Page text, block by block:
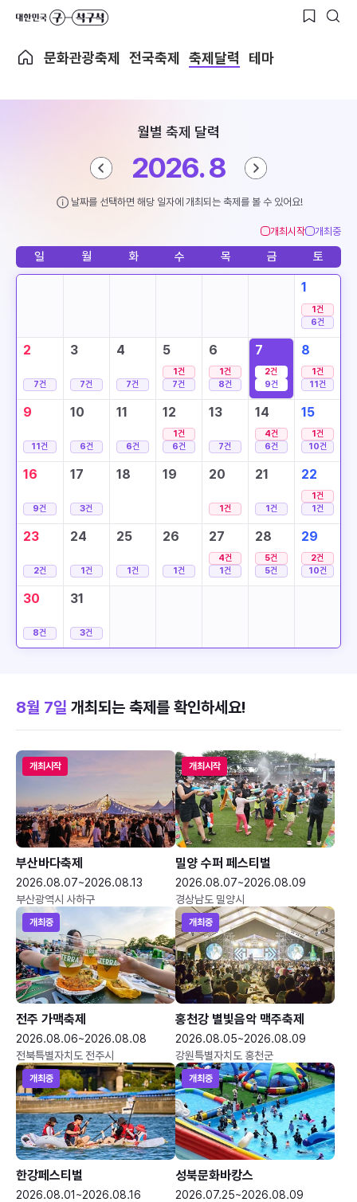
문화관광축제 전국축제 축제달력 테마
월별 축제 달력
2026. 8
날짜를 선택하면 해당 일자에 개최되는 축제를 볼 수 있어요!
개최시작 개최중
일 월 화 수 목 금 토
1
1건
6건
2
7건
3
7건
4
7건
5
1건
7건
6
1건
8건
7
2건
9건
8
1건
11건
9
11건
10
6건
11
6건
12
1건
6건
13
7건
14
4건
6건
15
1건
10건
16
9건
17
3건
18 19 20
1건
21
1건
22
1건
1건
23
2건
24
1건
25
1건
26
1건
27
4건
1건
28
5건
5건
29
2건
10건
30
8건
31
3건
8월 7일 개최되는 축제를 확인하세요!
개최시작
부산바다축제
2026.08.07~2026.08.13
부산광역시 사하구
개최시작
밀양 수퍼 페스티벌
2026.08.07~2026.08.09
경상남도 밀양시
개최중
전주 가맥축제
2026.08.06~2026.08.08
전북특별자치도 전주시
개최중
홍천강 별빛음악 맥주축제
2026.08.05~2026.08.09
강원특별자치도 홍천군
개최중
한강페스티벌
2026.08.01~2026.08.16
개최중
성북문화바캉스
2026.07.25~2026.08.09